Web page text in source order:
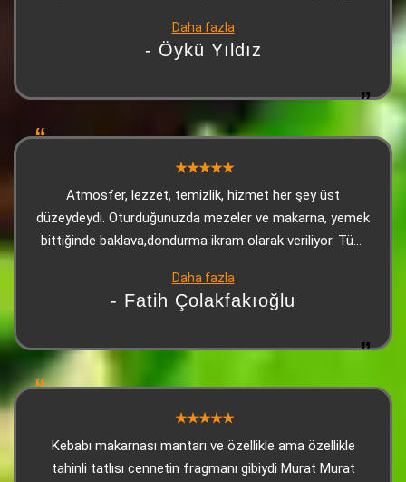
Daha fazla
- Öykü Yıldız
Atmosfer, lezzet, temizlik, hizmet her şey üst
düzeydeydi. Oturduğunuzda mezeler ve makarna, yemek
bittiğinde baklava,dondurma ikram olarak veriliyor. Tüm
Daha fazla
- Fatih Çolakfakıoğlu
Kebabı makarnası mantarı ve özellikle ama özellikle
tahinli tatlısı cennetin fragmanı gibiydi Murat Murat